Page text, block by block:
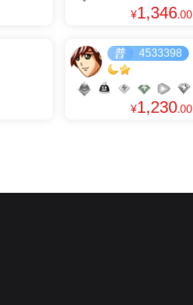
¥1,346.00
4533398
¥1,230.00